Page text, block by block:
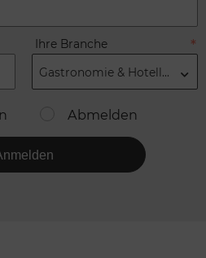
Ihre Branche
Gastronomie & Hotellerie
Abmelden